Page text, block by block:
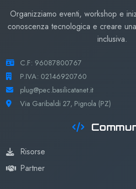
Organizziamo eventi, workshop e
conoscenza tecnologica e creare
inclusiva.
C.F: 96087800767
P.IVA: 02146920760
plug@pec.basilicatanet.it
Via Garibaldi 27, Pignola (PZ)
Risorse
Partner